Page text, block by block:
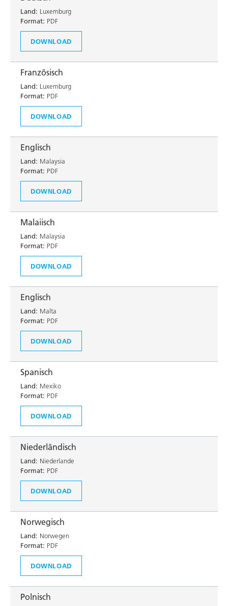
Land: Luxemburg
Format: PDF
DOWNLOAD
Französisch
Land: Luxemburg
Format: PDF
DOWNLOAD
Englisch
Land: Malaysia
Format: PDF
DOWNLOAD
Malaiisch
Land: Malaysia
Format: PDF
DOWNLOAD
Englisch
Land: Malta
Format: PDF
DOWNLOAD
Spanisch
Land: Mexiko
Format: PDF
DOWNLOAD
Niederländisch
Land: Niederlande
Format: PDF
DOWNLOAD
Norwegisch
Land: Norwegen
Format: PDF
DOWNLOAD
Polnisch